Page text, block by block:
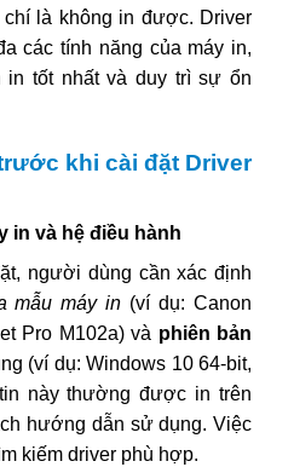
chí là không in được. Driver
các tính năng của máy in,
tốt nhất và duy trì sự ổn
khi cài đặt Driver
in và hệ điều hành
người dùng cần xác định
mẫu máy in (ví dụ: Canon
Pro M102a) và phiên bản
(ví dụ: Windows 10 64-bit,
này thường được in trên
hướng dẫn sử dụng. Việc
kiếm driver phù hợp.